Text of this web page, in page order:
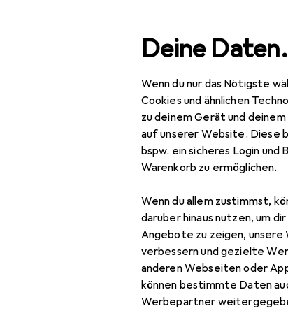
Deine
Wenn du nur das Nötigste
Cookies und ähnlichen
zu deinem Gerät und
auf unserer Website. Diese
bspw. ein sicheres Login und
Warenkorb zu ermöglichen.
Wenn du allem zustimmst,
darüber hinaus nutzen, um
Angebote zu zeigen, unsere
verbessern und gezielte
anderen Webseiten oder
können bestimmte Daten
Werbepartner
Navigation nach Kategorien Gesamtsortiment